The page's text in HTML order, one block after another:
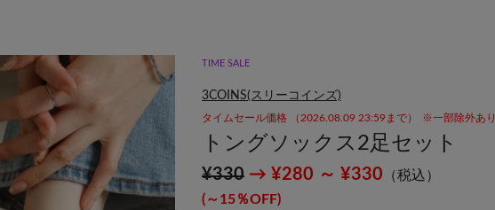
TIME SALE
3COINS(スリーコインズ)
タイムセール価格 （2026.08.09 23:59まで） ※一部除外あり
トングソックス2足セット
¥330 → ¥280 ～ ¥330 （税込）
(～15％OFF)